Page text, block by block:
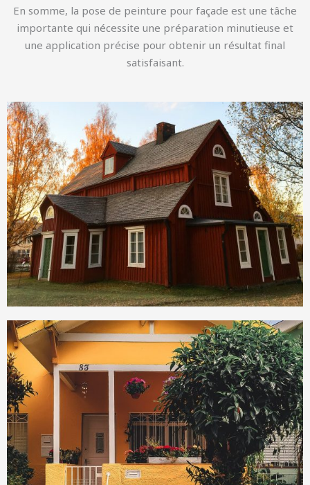
En somme, la pose de peinture pour façade est une tâche
importante qui nécessite une préparation minutieuse et
une application précise pour obtenir un résultat final
satisfaisant.